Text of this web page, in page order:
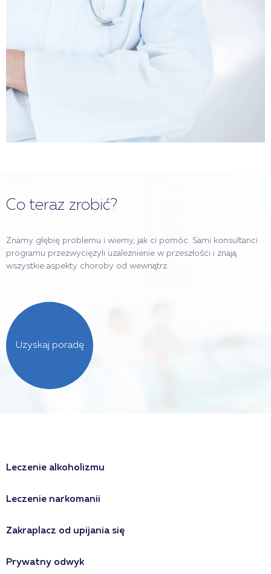
Co teraz zrobić?
Znamy głębię problemu i wiemy, jak ci pomóc. Sami konsultanci
programu przezwyciężyli uzależnienie w przeszłości i znają
wszystkie aspekty choroby od wewnątrz.
Uzyskaj poradę
Leczenie alkoholizmu
Leczenie narkomanii
Zakraplacz od upijania się
Prywatny odwyk